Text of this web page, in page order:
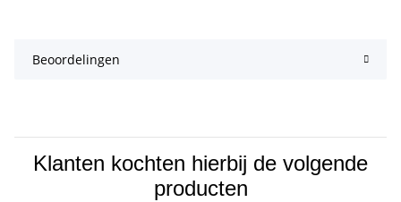
Beoordelingen
Klanten kochten hierbij de volgende
producten